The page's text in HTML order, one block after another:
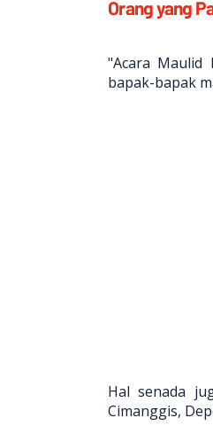
Orang yang
"Acara Maulid
bapak-bapak
Hal senada
Cimanggis,